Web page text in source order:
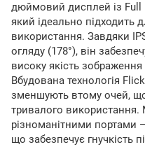
дюймовий дисплей із Full
який ідеально підходить
використання. Завдяки
огляду (178°), він
високу якість зображення
Вбудована технологія
зменшують втому очей,
тривалого
різноманітними портами
що забезпечує гнучкість